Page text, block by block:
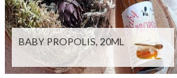
BABY PROPOLIS, 20ML